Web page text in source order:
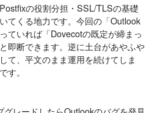
の役割分担・SSL/TLSの基礎
てくる地力です。今回の「Outlook
ていれば「Dovecotの既定が締まっ
即断できます。逆に土台があやふや
て、平文のまま運用を続けてしま
す。